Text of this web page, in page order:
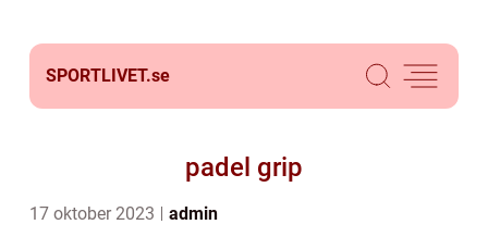
SPORTLIVET.se
padel grip
17 oktober 2023 admin